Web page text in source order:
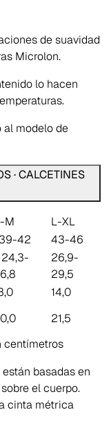
de suavidad
Microlon.
lo hacen
al modelo de
· CALCETINES
M
L-XL
39-42
43-46
24,3-
26,9-
29,5
14,0
21,5
centímetros
basadas en
el cuerpo.
cinta métrica